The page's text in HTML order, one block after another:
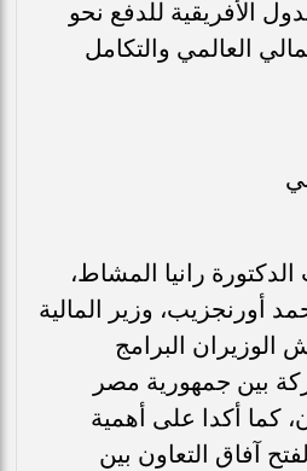
الأفريقية للدفع نحو
العالمي والتكامل
رانيا المشاط،
أورنجزيب، وزير المالية
الوزيران البرامج
بين جمهورية مصر
كما أكدا على أهمية
آفاق التعاون بين